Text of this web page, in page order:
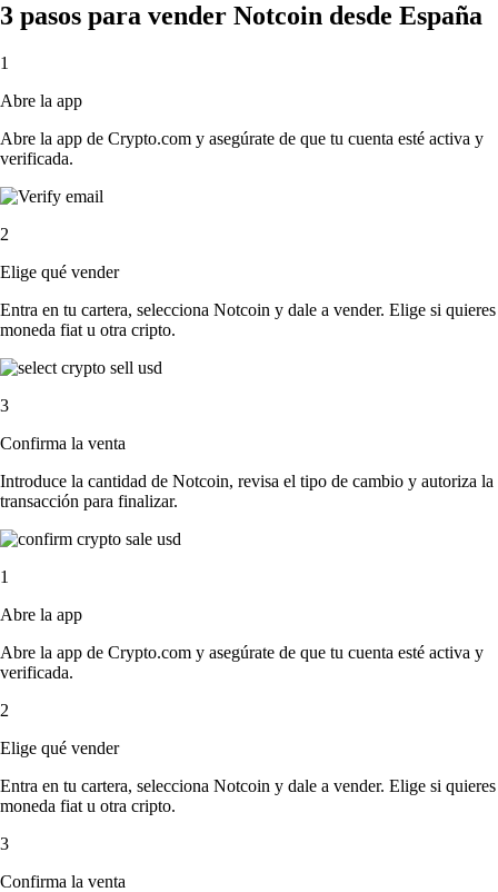
3 pasos para vender Notcoin desde España
1
Abre la app
Abre la app de Crypto.com y asegúrate de que tu cuenta esté activa y
verificada.
2
Elige qué vender
Entra en tu cartera, selecciona Notcoin y dale a vender. Elige si quieres
moneda fiat u otra cripto.
3
Confirma la venta
Introduce la cantidad de Notcoin, revisa el tipo de cambio y autoriza la
transacción para finalizar.
1
Abre la app
Abre la app de Crypto.com y asegúrate de que tu cuenta esté activa y
verificada.
2
Elige qué vender
Entra en tu cartera, selecciona Notcoin y dale a vender. Elige si quieres
moneda fiat u otra cripto.
3
Confirma la venta